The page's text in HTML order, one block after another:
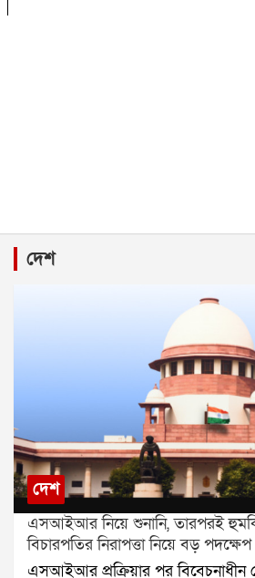
দেশ
দেশ
এসআইআর নিয়ে শুনানি, তারপরই
বিচারপতির নিরাপত্তা নিয়ে বড়
এসআইআর প্রক্রিয়ার পর বিবেচনাধীন